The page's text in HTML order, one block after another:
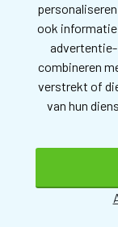
woensdag
09:00
donderdag
09:00
09:00
zaterdag
10:00
Nieuwsbrief
ook informatie
advertentie-
combineren
verstrekt of
van hun